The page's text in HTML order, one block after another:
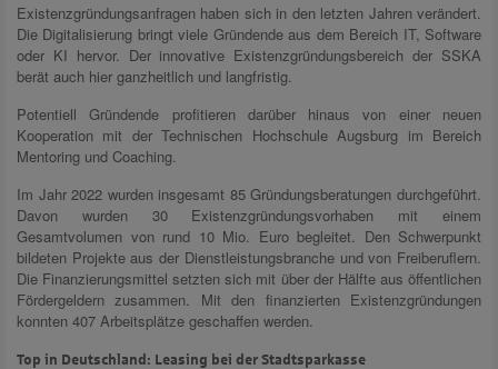
Existenzgründungsanfragen haben sich in den letzten Jahren verändert.
Die Digitalisierung bringt viele Gründende aus dem Bereich IT, Software
oder KI hervor. Der innovative Existenzgründungsbereich der SSKA
berät auch hier ganzheitlich und langfristig.
Potentiell Gründende profitieren darüber hinaus von einer neuen
Kooperation mit der Technischen Hochschule Augsburg im Bereich
Mentoring und Coaching.
Im Jahr 2022 wurden insgesamt 85 Gründungsberatungen durchgeführt.
Davon wurden 30 Existenzgründungsvorhaben mit einem
Gesamtvolumen von rund 10 Mio. Euro begleitet. Den Schwerpunkt
bildeten Projekte aus der Dienstleistungsbranche und von Freiberuflern.
Die Finanzierungsmittel setzten sich mit über der Hälfte aus öffentlichen
Fördergeldern zusammen. Mit den finanzierten Existenzgründungen
konnten 407 Arbeitsplätze geschaffen werden.
Top in Deutschland: Leasing bei der Stadtsparkasse